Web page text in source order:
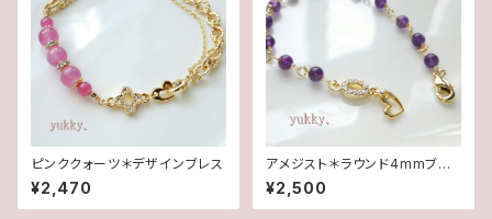
ピンククォーツ＊デザインブレス
¥2,470
アメジスト＊ラウンド4mmブレ
スレット
¥2,500